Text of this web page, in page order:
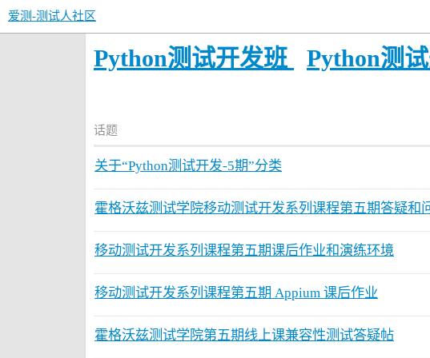
爱测-测试人社区
Python测试开发班 Python测
话题
关于“Python测试开发-5期”分类
霍格沃兹测试学院移动测试开发系列课程第五期答疑和
移动测试开发系列课程第五期课后作业和演练环境
移动测试开发系列课程第五期 Appium 课后作业
霍格沃兹测试学院第五期线上课兼容性测试答疑帖